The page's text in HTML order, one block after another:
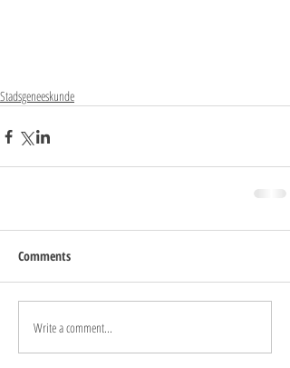
Stadsgeneeskunde
Comments
Write a comment...